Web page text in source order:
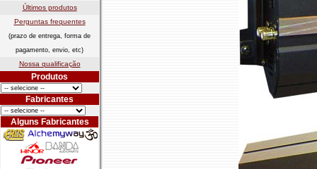
Últimos produtos
Perguntas frequentes
(prazo de entrega, forma de
pagamento, envio, etc)
Nossa qualificação
Produtos
Fabricantes
Alguns Fabricantes